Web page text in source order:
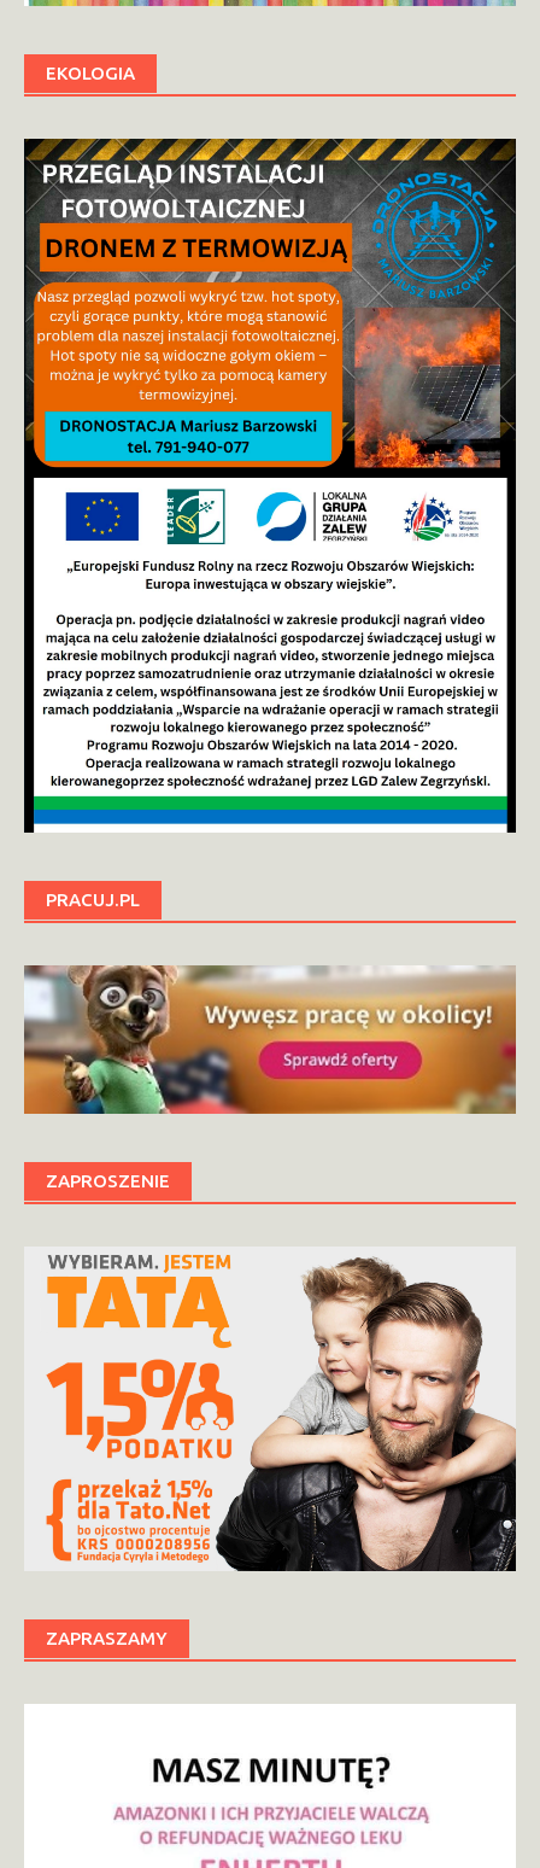
EKOLOGIA
PRACUJ.PL
ZAPROSZENIE
ZAPRASZAMY